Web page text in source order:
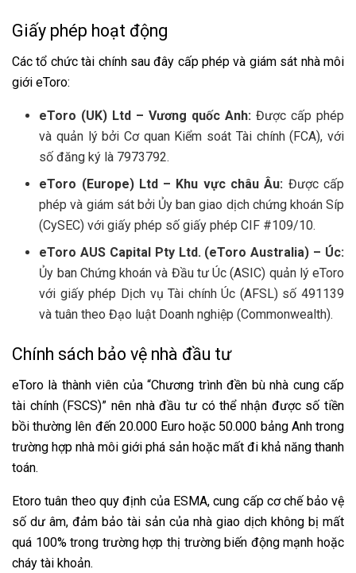
Giấy phép hoạt động
Các tổ chức tài chính sau đây cấp phép và giám sát nhà môi
giới eToro:
eToro (UK) Ltd – Vương quốc Anh: Được cấp phép
và quản lý bởi Cơ quan Kiểm soát Tài chính (FCA), với
số đăng ký là 7973792.
eToro (Europe) Ltd – Khu vực châu Âu: Được cấp
phép và giám sát bởi Ủy ban giao dịch chứng khoán Síp
(CySEC) với giấy phép số giấy phép CIF #109/10.
eToro AUS Capital Pty Ltd. (eToro Australia) – Úc:
Ủy ban Chứng khoán và Đầu tư Úc (ASIC) quản lý eToro
với giấy phép Dịch vụ Tài chính Úc (AFSL) số 491139
và tuân theo Đạo luật Doanh nghiệp (Commonwealth).
Chính sách bảo vệ nhà đầu tư
eToro là thành viên của “Chương trình đền bù nhà cung cấp
tài chính (FSCS)” nên nhà đầu tư có thể nhận được số tiền
bồi thường lên đến 20.000 Euro hoặc 50.000 bảng Anh trong
trường hợp nhà môi giới phá sản hoặc mất đi khả năng thanh
toán.
Etoro tuân theo quy định của ESMA, cung cấp cơ chế bảo vệ
số dư âm, đảm bảo tài sản của nhà giao dịch không bị mất
quá 100% trong trường hợp thị trường biến động mạnh hoặc
cháy tài khoản.